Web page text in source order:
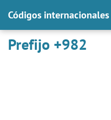
Códigos internacionales
Prefijo +982